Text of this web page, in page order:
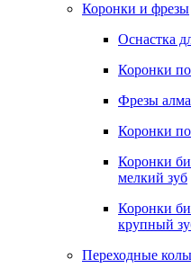
Коронки и фрезы
Оснастка
Коронки
Фрезы
Коронки
Коронки
мелкий зуб
Коронки
крупный
Переходные